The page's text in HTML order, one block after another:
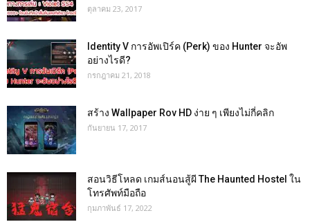
ตุลาคม 23, 2017
Identity V การอัพเปิร์ค (Perk) ของ Hunter จะอัพ
อย่างไรดี?
กรกฎาคม 21, 2018
สร้าง Wallpaper Rov HD ง่าย ๆ เพียงไม่กี่คลิก
กันยายน 17, 2017
สอนวิธีโหลด เกมส์นอนสู้ผี The Haunted Hostel ใน
โทรศัพท์มือถือ
กุมภาพันธ์ 17, 2022